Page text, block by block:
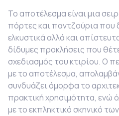
Το αποτέλεσμα είναι μια
πόρτες και παντζούρια που
ελκυστικά αλλά και
δίδυμες προκλήσεις που
σχεδιασμός του κτιρίου. Ο
με το αποτέλεσμα,
συνδυάζει όμορφα το
πρακτική χρησιμότητα, ενώ
με το εκπληκτικό σκηνικό